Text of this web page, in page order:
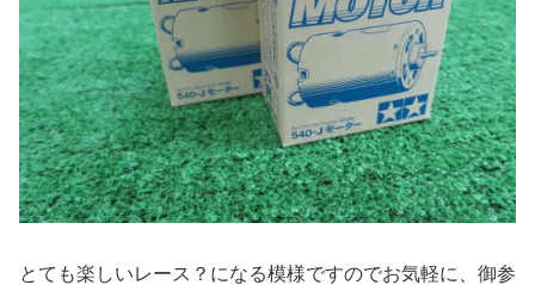
とても楽しいレース？になる模様ですのでお気軽に、御参